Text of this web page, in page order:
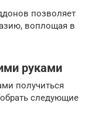
позволяет
воплощая в
руками
получиться
следующие